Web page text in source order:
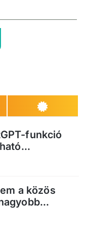
funkció
a közös